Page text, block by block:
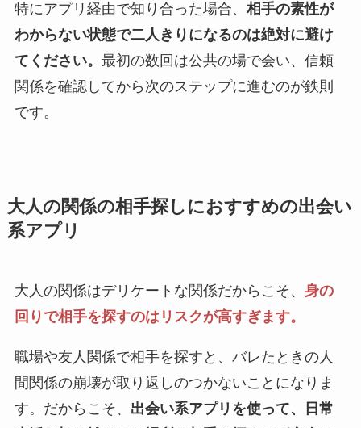
特にアプリ経由で知り合った場合、 相手の素性が
わからない状態で二人きりになるのは絶対に避け
てください。 最初の数回は公共の場で会い、信頼
関係を確認してから次のステップに進むのが鉄則
です。
大人の関係の相手探しにおすすめの出会い
系アプリ
大人の関係はデリケートな関係だからこそ、 身の
回りで相手を探すのはリスクが高すぎます。
職場や友人関係で相手を探すと、バレたときの人
間関係の崩壊が取り返しのつかないことになりま
す。だからこそ、 出会い系アプリを使って、日常